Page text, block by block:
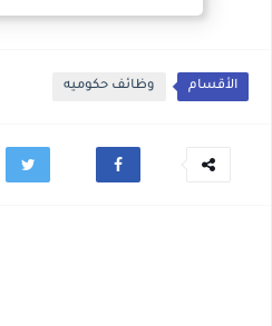
الأقسام وظائف حكوميه